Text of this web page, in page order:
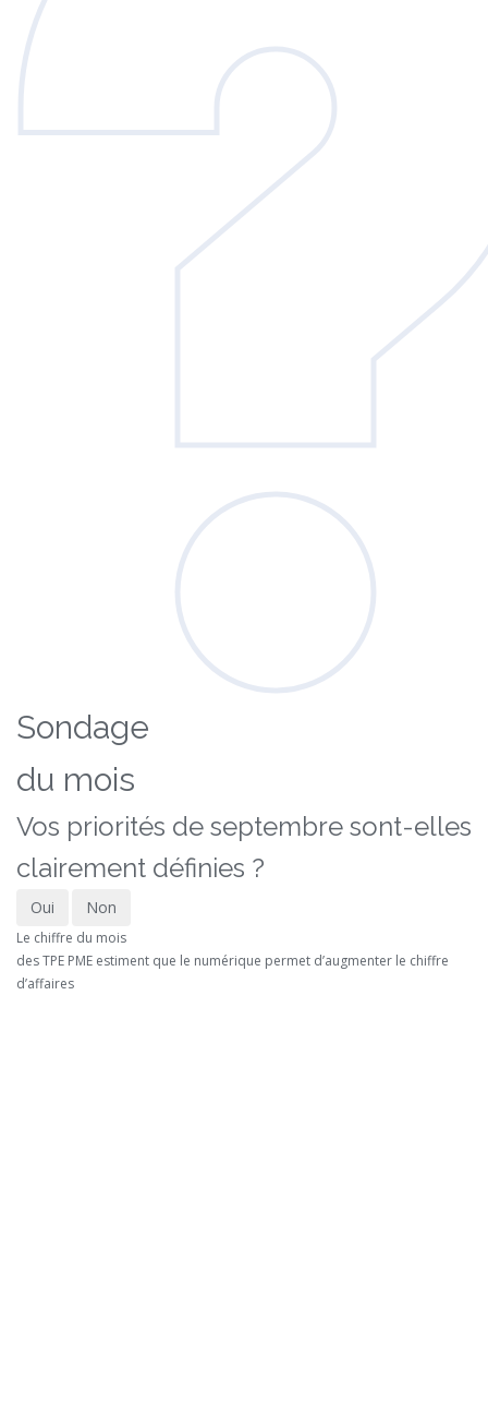
Sondage
du mois
Vos priorités de septembre sont-elles
clairement définies ?
Oui Non
Le chiffre du mois
des TPE PME estiment que le numérique permet d’augmenter le chiffre
d’affaires